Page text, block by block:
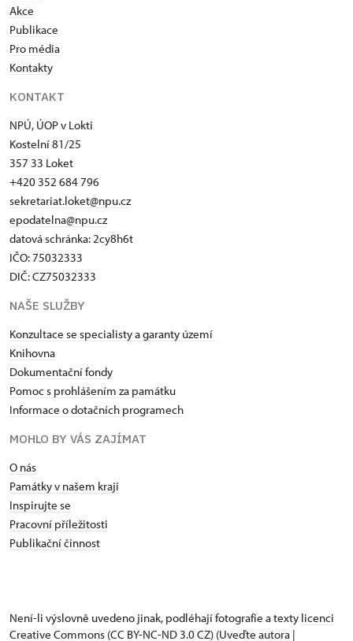
Akce
Publikace
Pro média
Kontakty
KONTAKT
NPÚ, ÚOP v Lokti
Kostelní 81/25
357 33 Loket
+420 352 684 796
sekretariat.loket@npu.cz
epodatelna@npu.cz
datová schránka: 2cy8h6t​
IČO: 75032333
DIČ: CZ75032333
NAŠE SLUŽBY
Konzultace se specialisty a garanty území
Knihovna
Dokumentační fondy
Pomoc s prohlášením za památku
Informace o dotačních programech
MOHLO BY VÁS ZAJÍMAT
O nás
Památky v našem kraji
Inspirujte se
Pracovní příležitosti
Publikační činnost
Není-li výslovně uvedeno jinak, podléhají fotografie a texty licenci
Creative Commons (CC BY-NC-ND 3.0 CZ) (Uveďte autora |